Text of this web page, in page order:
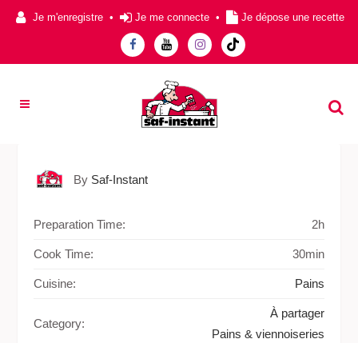
Je m'enregistre • Je me connecte • Je dépose une recette
By Saf-Instant
Preparation Time: 2h
Cook Time: 30min
Cuisine: Pains
Category:
À partager
Pains & viennoiseries